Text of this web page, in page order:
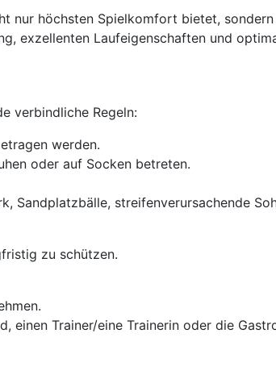
nur höchsten Spielkomfort bietet,
exzellenten Laufeigenschaften und
verbindliche Regeln:
werden.
oder auf Socken betreten.
Sandplatzbälle, streifenverursachende
zu schützen.
einen Trainer/eine Trainerin oder die